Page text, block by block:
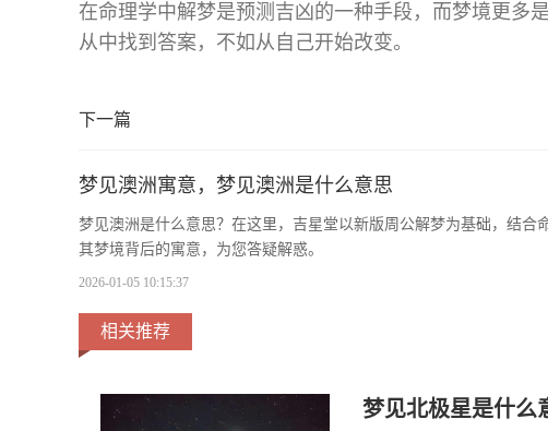
在命理学中解梦是预测吉凶的一种手段，而梦境更多
从中找到答案，不如从自己开始改变。
下一篇
梦见澳洲寓意，梦见澳洲是什么意思
梦见澳洲是什么意思？在这里，吉星堂以新版周公解梦为基础，结
其梦境背后的寓意，为您答疑解惑。
2026-01-05 10:15:37
相关推荐
梦见北极星是什么